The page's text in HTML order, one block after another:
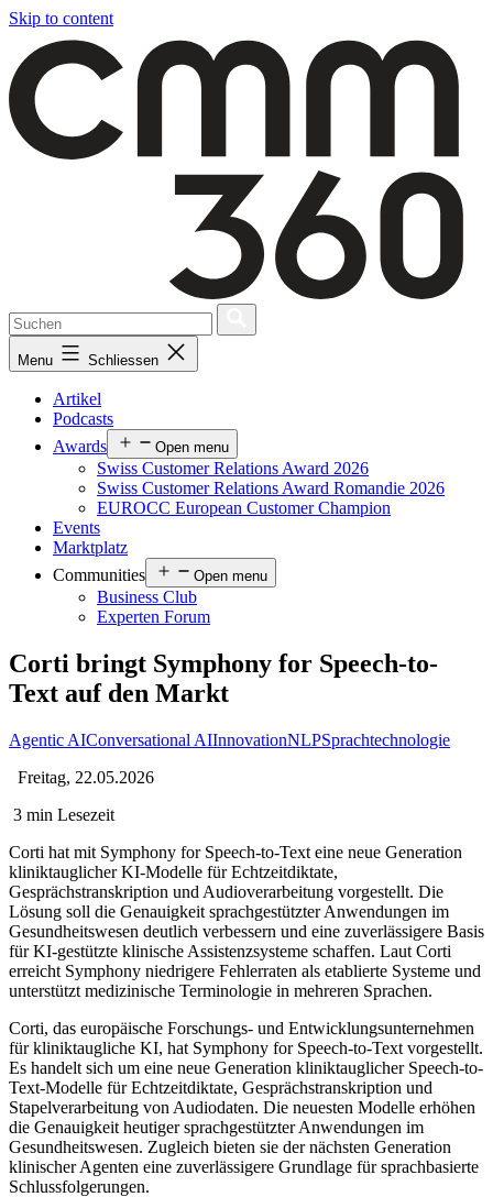
Skip to content
Menu Schliessen
Artikel
Podcasts
Awards
Open menu
Swiss Customer Relations Award 2026
Swiss Customer Relations Award Romandie 2026
EUROCC European Customer Champion
Events
Marktplatz
Communities
Open menu
Business Club
Experten Forum
Corti bringt Symphony for Speech-to-
Text auf den Markt
Agentic AIConversational AIInnovationNLPSprachtechnologie
Freitag, 22.05.2026
3 min Lesezeit
Corti hat mit Symphony for Speech-to-Text eine neue Generation
kliniktauglicher KI-Modelle für Echtzeitdiktate,
Gesprächstranskription und Audioverarbeitung vorgestellt. Die
Lösung soll die Genauigkeit sprachgestützter Anwendungen im
Gesundheitswesen deutlich verbessern und eine zuverlässigere Basis
für KI-gestützte klinische Assistenzsysteme schaffen. Laut Corti
erreicht Symphony niedrigere Fehlerraten als etablierte Systeme und
unterstützt medizinische Terminologie in mehreren Sprachen.
Corti, das europäische Forschungs- und Entwicklungsunternehmen
für kliniktaugliche KI, hat Symphony for Speech-to-Text vorgestellt.
Es handelt sich um eine neue Generation kliniktauglicher Speech-to-
Text-Modelle für Echtzeitdiktate, Gesprächstranskription und
Stapelverarbeitung von Audiodaten. Die neuesten Modelle erhöhen
die Genauigkeit heutiger sprachgestützter Anwendungen im
Gesundheitswesen. Zugleich bieten sie der nächsten Generation
klinischer Agenten eine zuverlässigere Grundlage für sprachbasierte
Schlussfolgerungen.